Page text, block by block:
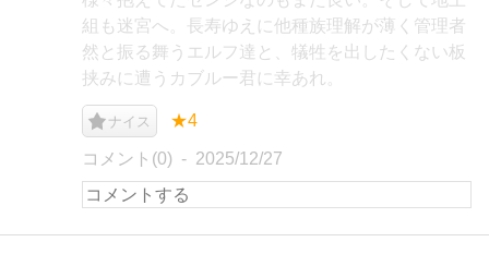
組も迷宮へ。長寿ゆえに他種族理解が薄く管理者
然と振る舞うエルフ達と、犠牲を出したくない板
挟みに遭うカブルー君に幸あれ。
ナイス ★4
コメント(0) 2025/12/27